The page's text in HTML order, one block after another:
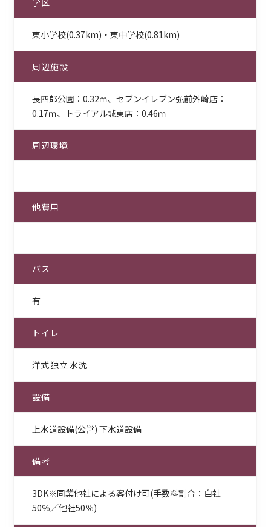
学区
東小学校(0.37km)・東中学校(0.81km)
周辺施設
長四郎公園：0.32ｍ、セブンイレブン弘前外崎店：
0.17ｍ、トライアル城東店：0.46ｍ
周辺環境
他費用
バス
有
トイレ
洋式 独立 水洗
設備
上水道設備(公営) 下水道設備
備考
3DK※同業他社による客付け可(手数料割合：自社
50％／他社50％)